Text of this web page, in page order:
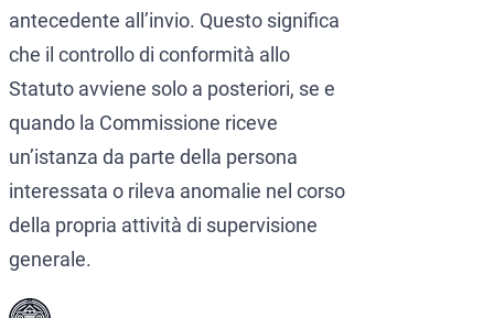
antecedente all’invio. Questo significa
che il controllo di conformità allo
Statuto avviene solo a posteriori, se e
quando la Commissione riceve
un’istanza da parte della persona
interessata o rileva anomalie nel corso
della propria attività di supervisione
generale.